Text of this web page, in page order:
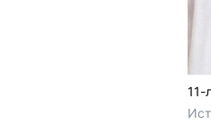
11-